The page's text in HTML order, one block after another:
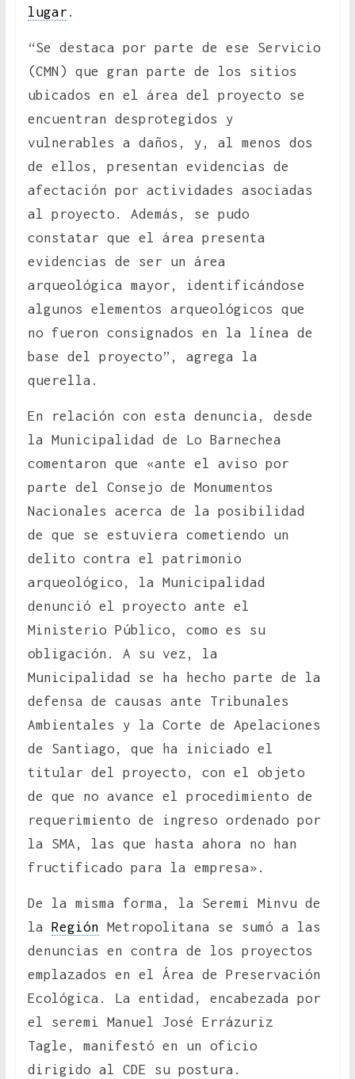
lugar .
“Se destaca por parte de ese Servicio
(CMN) que gran parte de los sitios
ubicados en el área del proyecto se
encuentran desprotegidos y
vulnerables a daños, y, al menos dos
de ellos, presentan evidencias de
afectación por actividades asociadas
al proyecto. Además, se pudo
constatar que el área presenta
evidencias de ser un área
arqueológica mayor, identificándose
algunos elementos arqueológicos que
no fueron consignados en la línea de
base del proyecto”, agrega la
querella.
En relación con esta denuncia, desde
la Municipalidad de Lo Barnechea
comentaron que «ante el aviso por
parte del Consejo de Monumentos
Nacionales acerca de la posibilidad
de que se estuviera cometiendo un
delito contra el patrimonio
arqueológico, la Municipalidad
denunció el proyecto ante el
Ministerio Público, como es su
obligación. A su vez, la
Municipalidad se ha hecho parte de la
defensa de causas ante Tribunales
Ambientales y la Corte de Apelaciones
de Santiago, que ha iniciado el
titular del proyecto, con el objeto
de que no avance el procedimiento de
requerimiento de ingreso ordenado por
la SMA, las que hasta ahora no han
fructificado para la empresa».
De la misma forma, la Seremi Minvu de
la Región Metropolitana se sumó a las
denuncias en contra de los proyectos
emplazados en el Área de Preservación
Ecológica. La entidad, encabezada por
el seremi Manuel José Errázuriz
Tagle, manifestó en un oficio
dirigido al CDE su postura.